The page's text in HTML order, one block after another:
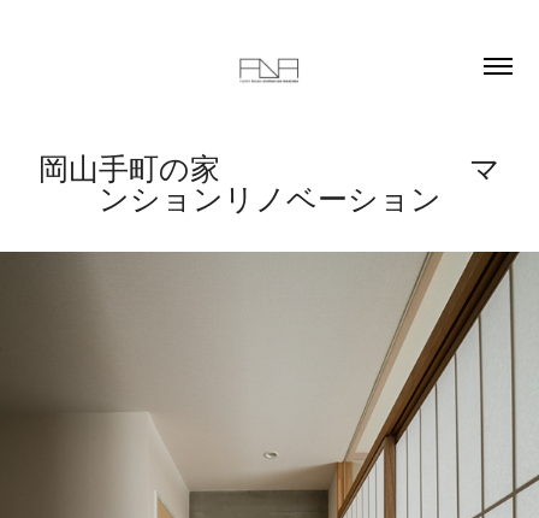
岡山手町の家　                          マ
ンションリノベーション